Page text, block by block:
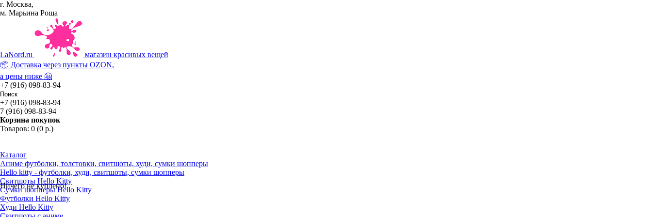
г. Москва,
м. Марьина Роща
LaNord.ru
магазин красивых вещей
📦 Доставка через пункты OZON,
а цены ниже 🤗
+7 (916) 098-83-94
+7 (916) 098-83-94
7 (916) 098-83-94
Корзина покупок
Товаров: 0 (0 р.)
Ничего не куплено!
Каталог
Аниме футболки, толстовки, свитшоты, худи, сумки шопперы
Hello kitty - футболки, худи, свитшоты, сумки шопперы
Свитшоты Hello Kitty
Сумки шопперы Hello Kitty
Футболки Hello Kitty
Худи Hello Kitty